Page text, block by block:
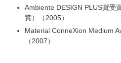
Ambiente DESIGN PLUS賞受
賞）
2005
Material ConneXion Medium
2007